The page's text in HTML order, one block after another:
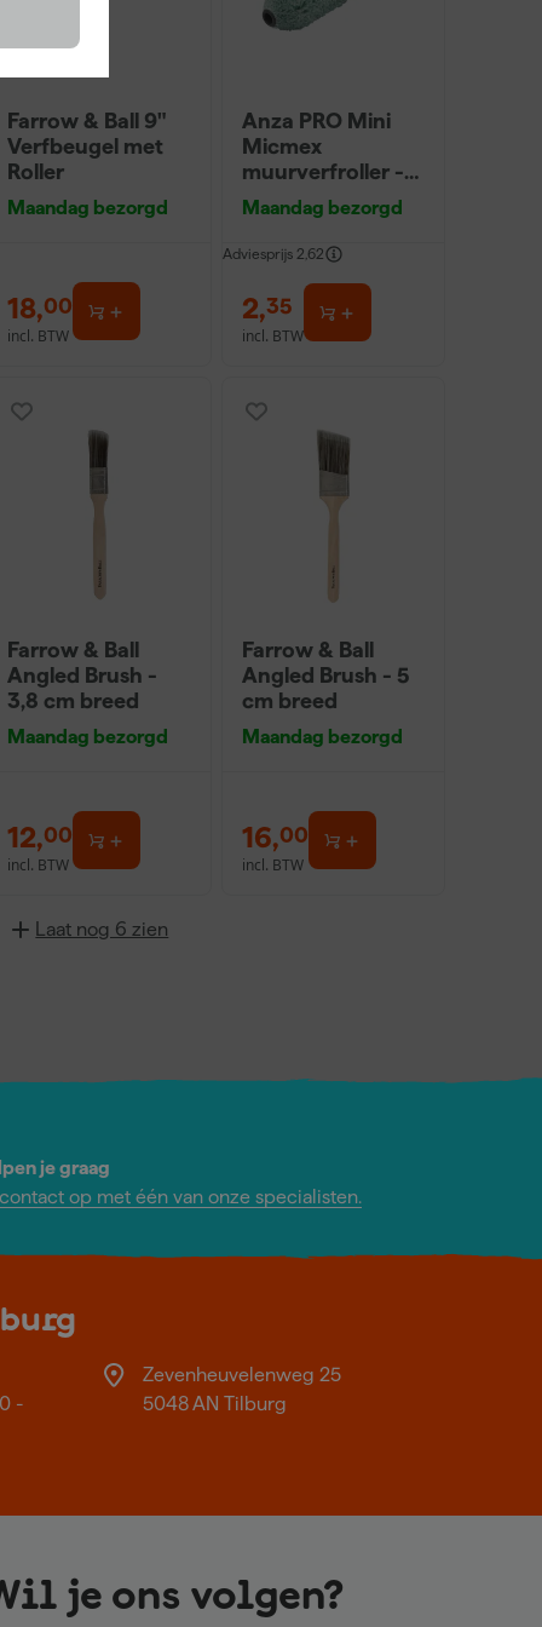
Farrow & Ball 9"
Verfbeugel met
Roller
Maandag bezorgd
18,00
incl. BTW
Anza PRO Mini
Micmex
muurverfroller -
10cm
Maandag bezorgd
Adviesprijs 2,62
2,35
incl. BTW
Farrow & Ball
Angled Brush -
3,8 cm breed
Maandag bezorgd
12,00
incl. BTW
Farrow & Ball
Angled Brush - 5
cm breed
Maandag bezorgd
16,00
incl. BTW
Laat nog 6 zien
je graag
op met één van onze specialisten.
-
Zevenheuvelenweg 25
5048 AN Tilburg
je ons volgen?